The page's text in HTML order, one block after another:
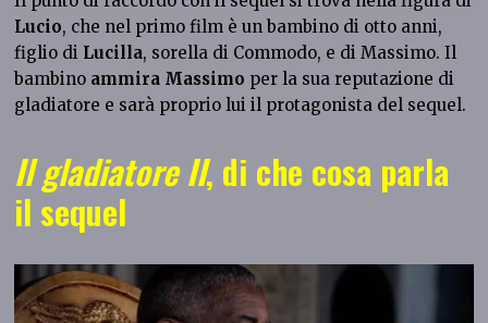
Lucio, che nel primo film è un bambino di otto anni,
figlio di Lucilla, sorella di Commodo, e di Massimo. Il
bambino ammira Massimo per la sua reputazione di
gladiatore e sarà proprio lui il protagonista del sequel.
Il gladiatore II, di che cosa parla
il sequel